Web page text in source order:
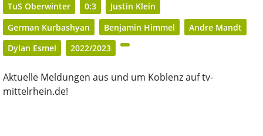
TuS Oberwinter
0:3
Justin Klein
German Kurbashyan
Benjamin Himmel
Andre Mandt
Dylan Esmel
2022/2023
Aktuelle Meldungen aus und um Koblenz auf tv-
mittelrhein.de!